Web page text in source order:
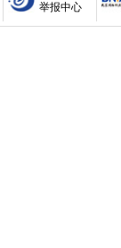
举报中心